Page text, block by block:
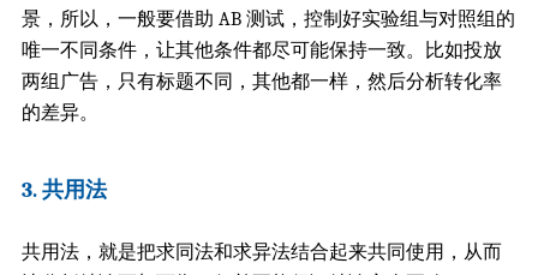
景，所以，一般要借助 AB 测试，控制好实验组与对照组的
唯一不同条件，让其他条件都尽可能保持一致。
比如投放
两组广告，只有标题不同，其他都一样，然后分析转化率
的差异。
3. 共用法
共用法，就是把求同法和求异法结合起来共同使用，从而